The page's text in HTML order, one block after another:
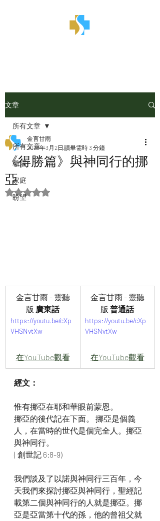
文章
所有文章
職場
家庭
盼望
所有文章
《得勝篇》與神同行的挪
亞
金言甘雨
2025年3月2日 讀畢需時 3 分鐘
評等為 NaN（最高為 5 顆星）。
金言甘雨 - 靈聽
版 廣東話
https://youtu.be/cXp
VHSNvtXw
在YouTube觀看
金言甘雨 - 靈聽
版 普通話
https://youtu.be/cXp
VHSNvtXw
在YouTube觀看
經文：
惟有挪亞在耶和華眼前蒙恩。
挪亞的後代記在下面。 挪亞是個義
人，在當時的世代是個完全人。挪亞
與神同行。
( 創世記 6:8-9)
我們談及了以諾與神同行三百年，今
天我們來探討挪亞與神同行，聖經記
載第二個與神同行的人就是挪亞。挪
亞是亞當第十代的孫，他的曾祖父就